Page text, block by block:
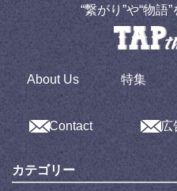
“繋がり”や“物語
About Us 特集
Contact 広
カテゴリー